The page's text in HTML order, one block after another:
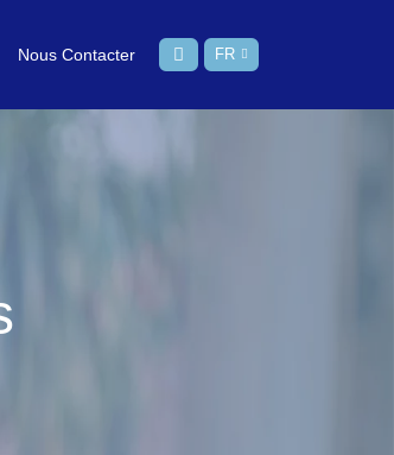
Nous Contacter FR